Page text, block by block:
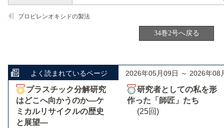
プロピレンオキシドの製法
34巻2号へ戻る
よく読まれているページ 2026年05月09日 ～ 2026年08
プラスチック分解研究
はどこへ向かうのか―ケ
ミカルリサイクルの歴史
と展望―
研究者としての私を形
作った「師匠」たち
(25回)